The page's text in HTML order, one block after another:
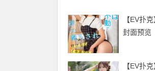
【EV扑
封面预览
【EV扑